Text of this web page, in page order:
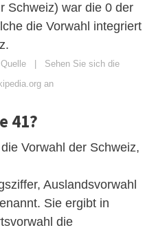
Schweiz) war die 0 der
die Vorwahl integriert
Sehen Sie sich die
an
41?
Vorwahl der Schweiz,
Auslandsvorwahl
Sie ergibt in
die